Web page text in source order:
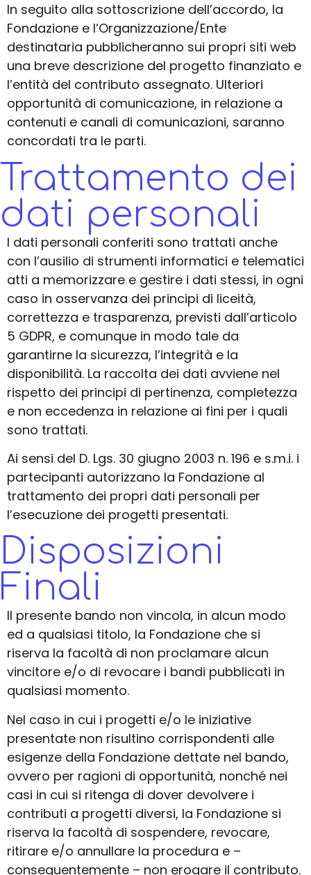
In seguito alla sottoscrizione dell’accordo, la
Fondazione e l’Organizzazione/Ente
destinataria pubblicheranno sui propri siti web
una breve descrizione del progetto finanziato e
l’entità del contributo assegnato. Ulteriori
opportunità di comunicazione, in relazione a
contenuti e canali di comunicazioni, saranno
concordati tra le parti.
Trattamento dei
dati personali
I dati personali conferiti sono trattati anche
con l’ausilio di strumenti informatici e telematici
atti a memorizzare e gestire i dati stessi, in ogni
caso in osservanza dei principi di liceità,
correttezza e trasparenza, previsti dall’articolo
5 GDPR, e comunque in modo tale da
garantirne la sicurezza, l’integrità e la
disponibilità. La raccolta dei dati avviene nel
rispetto dei principi di pertinenza, completezza
e non eccedenza in relazione ai fini per i quali
sono trattati.
Ai sensi del D. Lgs. 30 giugno 2003 n. 196 e s.m.i. i
partecipanti autorizzano la Fondazione al
trattamento dei propri dati personali per
l’esecuzione dei progetti presentati.
Disposizioni
Finali
Il presente bando non vincola, in alcun modo
ed a qualsiasi titolo, la Fondazione che si
riserva la facoltà di non proclamare alcun
vincitore e/o di revocare i bandi pubblicati in
qualsiasi momento.
Nel caso in cui i progetti e/o le iniziative
presentate non risultino corrispondenti alle
esigenze della Fondazione dettate nel bando,
ovvero per ragioni di opportunità, nonché nei
casi in cui si ritenga di dover devolvere i
contributi a progetti diversi, la Fondazione si
riserva la facoltà di sospendere, revocare,
ritirare e/o annullare la procedura e –
conseguentemente – non erogare il contributo.